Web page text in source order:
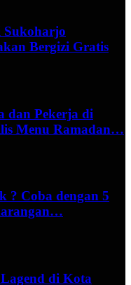
Sukoharjo
Bergizi Gratis
dan Pekerja di
Menu Ramadan…
? Coba dengan 5
di Kota